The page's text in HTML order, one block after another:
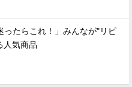
ったらこれ！」みんなが"リピ
人気商品